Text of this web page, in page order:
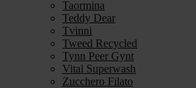
Taormina
Teddy Dear
Tvinni
Tweed Recycled
Tynn Peer Gynt
Vital Superwash
Zucchero Filato